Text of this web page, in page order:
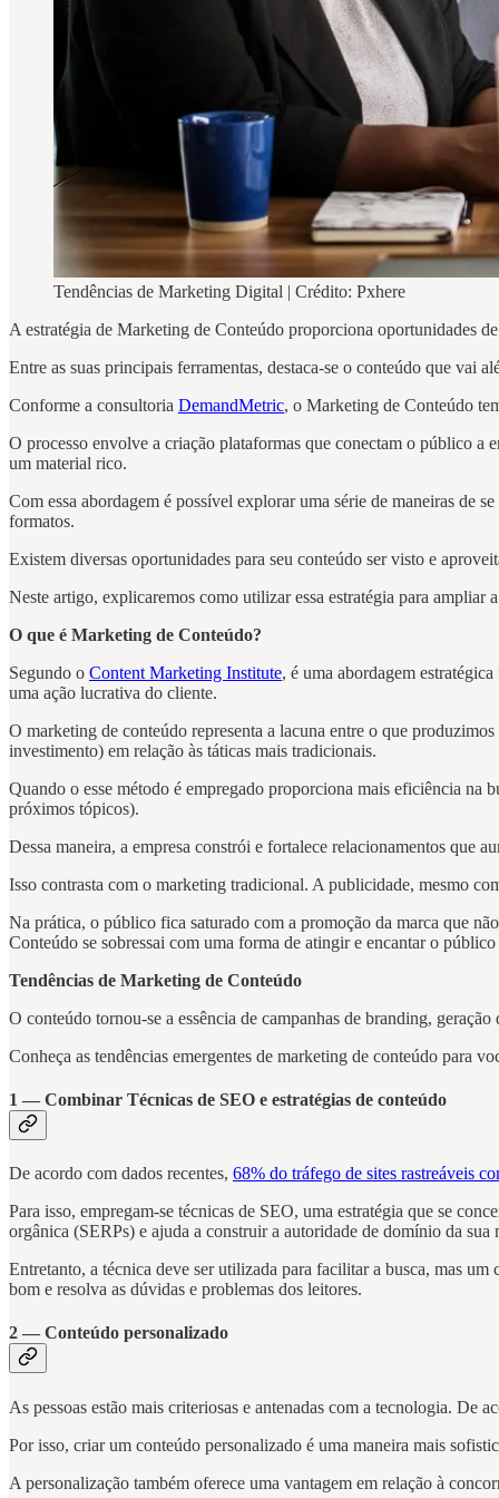
Tendências de Marketing Digital | Crédito: Pxhere
A estratégia de Marketing de Conteúdo proporciona oportunidades
Entre as suas principais ferramentas, destaca-se o conteúdo que vai
Conforme a consultoria DemandMetric, o Marketing de Conteúdo
O processo envolve a criação plataformas que conectam o público
um material rico.
Com essa abordagem é possível explorar uma série de maneiras de
formatos.
Existem diversas oportunidades para seu conteúdo ser visto e
Neste artigo, explicaremos como utilizar essa estratégia para ampliar
O que é Marketing de Conteúdo?
Segundo o Content Marketing Institute, é uma abordagem
uma ação lucrativa do cliente.
O marketing de conteúdo representa a lacuna entre o que
investimento) em relação às táticas mais tradicionais.
Quando o esse método é empregado proporciona mais eficiência na
próximos tópicos).
Dessa maneira, a empresa constrói e fortalece relacionamentos que
Isso contrasta com o marketing tradicional. A publicidade, mesmo
Na prática, o público fica saturado com a promoção da marca que
Conteúdo se sobressai com uma forma de atingir e encantar o
Tendências de Marketing de Conteúdo
O conteúdo tornou-se a essência de campanhas de branding,
Conheça as tendências emergentes de marketing de conteúdo para
1 — Combinar Técnicas de SEO e estratégias de conteúdo
De acordo com dados recentes, 68% do tráfego de sites rastreáveis
Para isso, empregam-se técnicas de SEO, uma estratégia que se
orgânica (SERPs) e ajuda a construir a autoridade de domínio da sua
Entretanto, a técnica deve ser utilizada para facilitar a busca, mas
bom e resolva as dúvidas e problemas dos leitores.
2 — Conteúdo personalizado
As pessoas estão mais criteriosas e antenadas com a tecnologia. De
Por isso, criar um conteúdo personalizado é uma maneira mais
A personalização também oferece uma vantagem em relação à